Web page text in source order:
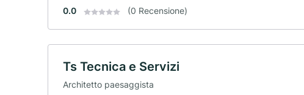
0.0 (0 Recensione)
Ts Tecnica e Servizi
Architetto paesaggista